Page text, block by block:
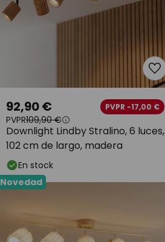
Downlight Lindby Stralino, 6 luces,
102 cm de largo, madera
92,90 € PVPR -17,00 €
PVPR109,90 €
En stock
Novedad